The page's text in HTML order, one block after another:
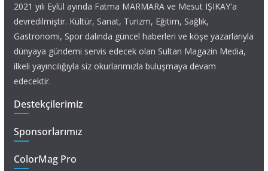
2021 yılı Eylül ayında Fatma MARMARA ve Mesut IŞIKAY'a
devredilmiştir. Kültür, Sanat, Turizm, Eğitim, Sağlık,
Gastronomi, Spor dalında güncel haberleri ve köşe yazarlarıyla
dünyaya gündemi servis edecek olan Sultan Magazin Media,
ilkeli yayıncılığıyla siz okurlarımızla buluşmaya devam
edecektir.
Destekçilerimiz
Sponsorlarımız
ColorMag Pro